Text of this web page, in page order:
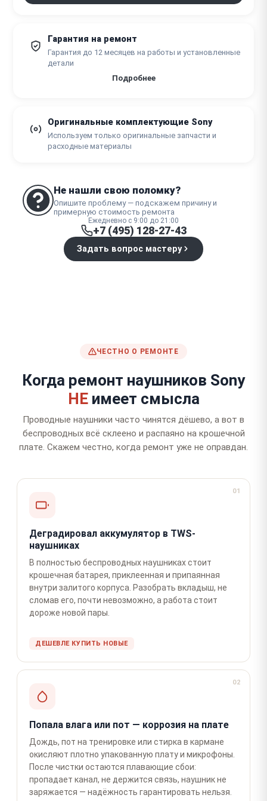
Гарантия на ремонт
Гарантия до 12 месяцев на работы и установленные
детали
Подробнее
Оригинальные комплектующие Sony
Используем только оригинальные запчасти и
расходные материалы
Не нашли свою поломку?
Опишите проблему — подскажем причину и
примерную стоимость ремонта
Ежедневно с 9:00 до 21:00
+7 (495) 128-27-43
Задать вопрос мастеру
ЧЕСТНО О РЕМОНТЕ
Когда ремонт наушников Sony
НЕимеет смысла
Проводные наушники часто чинятся дёшево, а вот в
беспроводных всё склеено и распаяно на крошечной
плате. Скажем честно, когда ремонт уже не оправдан.
01
Деградировал аккумулятор в TWS-
наушниках
В полностью беспроводных наушниках стоит
крошечная батарея, приклеенная и припаянная
внутри залитого корпуса. Разобрать вкладыш, не
сломав его, почти невозможно, а работа стоит
дороже новой пары.
ДЕШЕВЛЕ КУПИТЬ НОВЫЕ
02
Попала влага или пот — коррозия на плате
Дождь, пот на тренировке или стирка в кармане
окисляют плотно упакованную плату и микрофоны.
После чистки остаются плавающие сбои:
пропадает канал, не держится связь, наушник не
заряжается — надёжность гарантировать нельзя.